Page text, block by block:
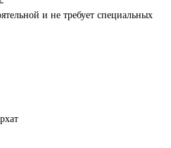
и не требует специальных